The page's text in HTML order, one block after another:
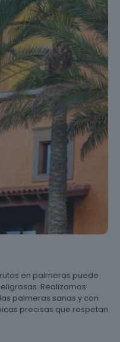
en palmeras puede
Realizamos
palmeras sanas y con
precisas que respetan